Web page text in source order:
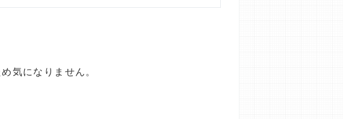
気になりません。